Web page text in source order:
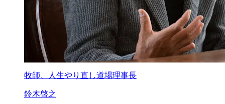
牧師、人生やり直し道場理事長
鈴木啓之